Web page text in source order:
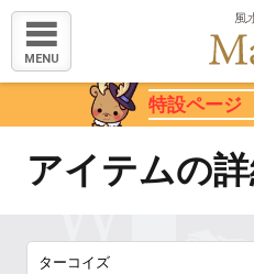
MENU
特設ページ
アイテムの